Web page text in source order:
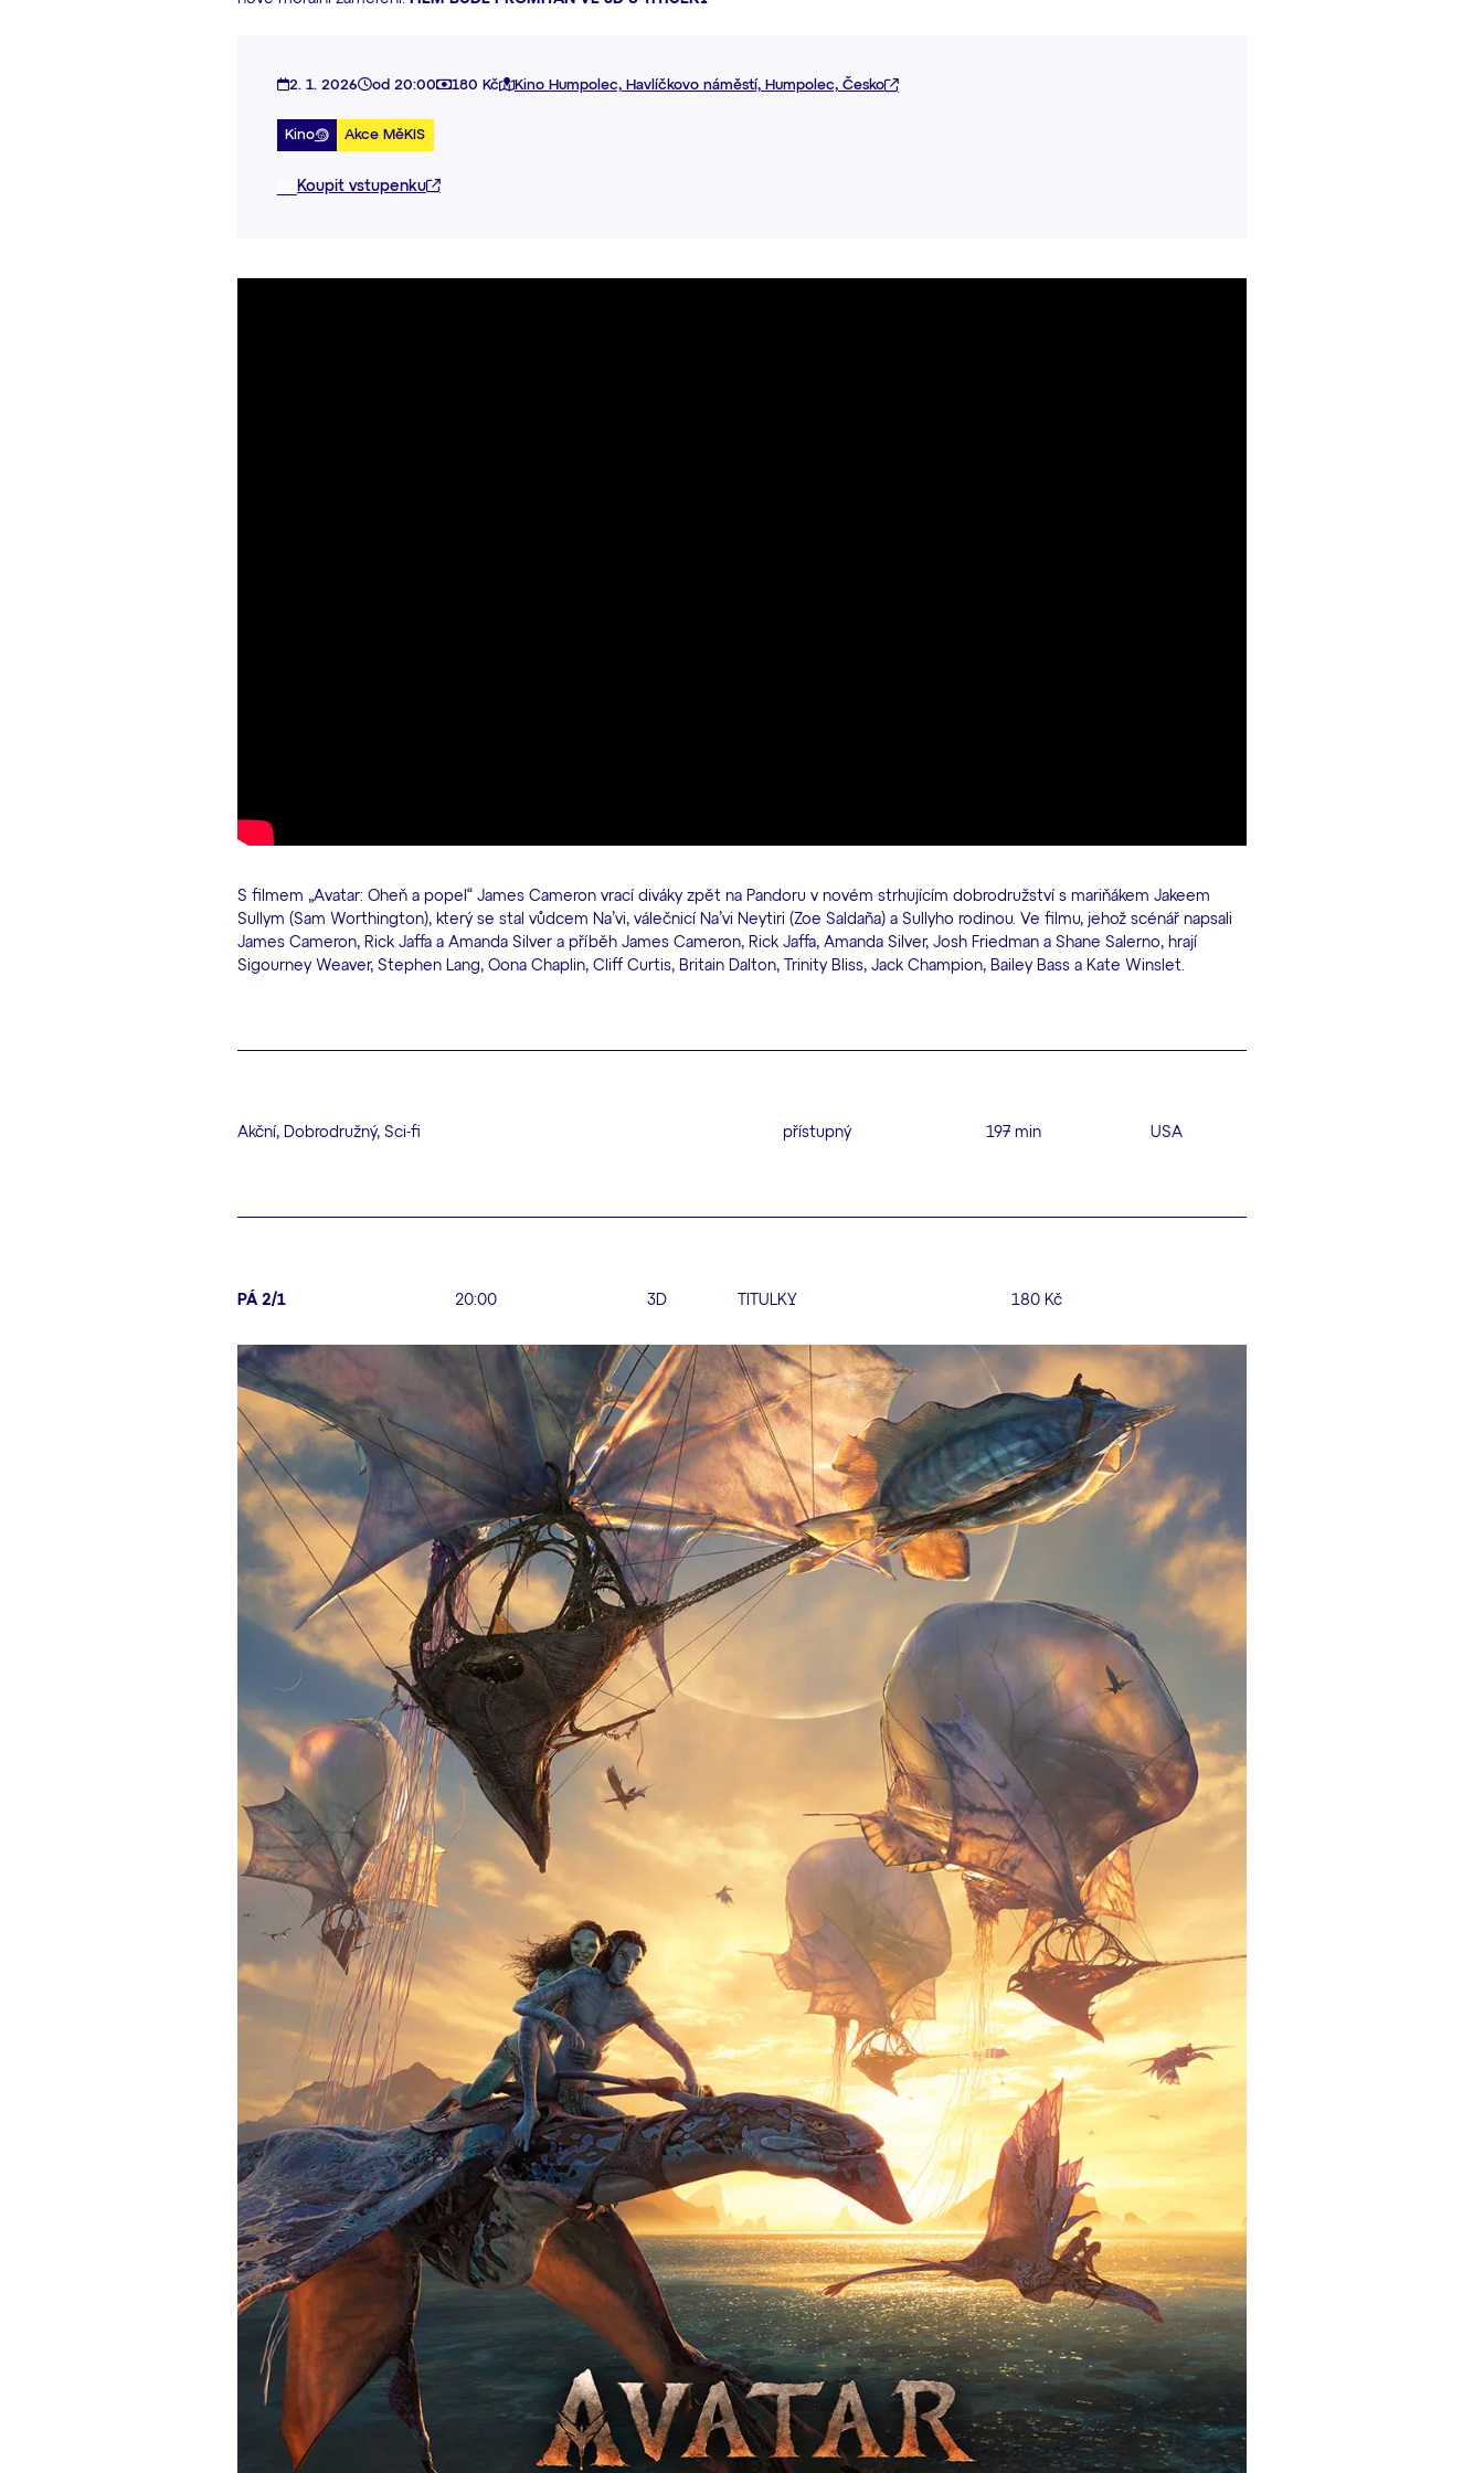
2. 1. 2026 od 20:00 180 Kč Kino Humpolec, Havlíčkovo náměstí, Humpolec, Česko
Kino Akce MěKIS
Koupit vstupenku
S filmem „Avatar: Oheň a popel“ James Cameron vrací diváky zpět na Pandoru v novém strhujícím dobrodružství s mariňákem Jakeem
Sullym (Sam Worthington), který se stal vůdcem Na’vi, válečnicí Na’vi Neytiri (Zoe Saldaña) a Sullyho rodinou. Ve filmu, jehož scénář napsali
James Cameron, Rick Jaffa a Amanda Silver a příběh James Cameron, Rick Jaffa, Amanda Silver, Josh Friedman a Shane Salerno, hrají
Sigourney Weaver, Stephen Lang, Oona Chaplin, Cliff Curtis, Britain Dalton, Trinity Bliss, Jack Champion, Bailey Bass a Kate Winslet.
Akční, Dobrodružný, Sci-fi přístupný 197 min USA
PÁ 2/1 20:00 3D TITULKY 180 Kč